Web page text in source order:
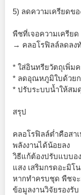
5) ลดความเครียดข
พืชที่เจอความเครีย
→ คลอโรฟิลล์ลดลง
* ใส่อินทรียวัตถุเพิ่ม
* ลดอุณหภูมิใบด้วย
* ปรับระบบน้ำให้สม
สรุป
คลอโรฟิลล์ต่ำคือสา
พลังงานได้น้อยลง
วิธีแก้ต้องปรับแบบอ
แสง เสริมกรดอะมิโ
หากทำครบชุด พืชจะ
ข้อมูลงานวิจัยรองรับ